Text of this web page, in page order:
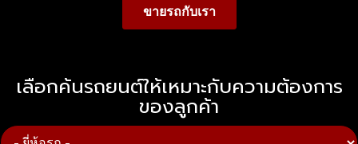
ขายรถกับเรา
เลือกค้นรถยนต์ให้เหมาะกับความต้องการ
ของลูกค้า